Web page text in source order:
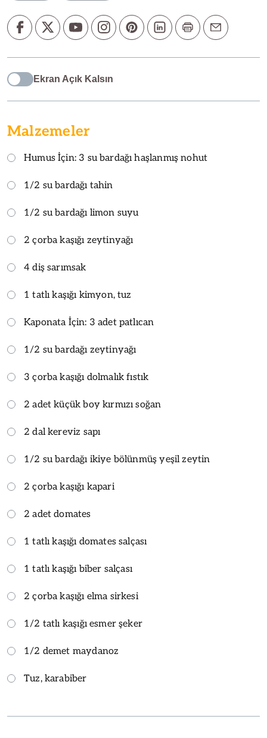
Ekran Açık Kalsın
Malzemeler
Humus İçin: 3 su bardağı haşlanmış nohut
1/2 su bardağı tahin
1/2 su bardağı limon suyu
2 çorba kaşığı zeytinyağı
4 diş sarımsak
1 tatlı kaşığı kimyon, tuz
Kaponata İçin: 3 adet patlıcan
1/2 su bardağı zeytinyağı
3 çorba kaşığı dolmalık fıstık
2 adet küçük boy kırmızı soğan
2 dal kereviz sapı
1/2 su bardağı ikiye bölünmüş yeşil zeytin
2 çorba kaşığı kapari
2 adet domates
1 tatlı kaşığı domates salçası
1 tatlı kaşığı biber salçası
2 çorba kaşığı elma sirkesi
1/2 tatlı kaşığı esmer şeker
1/2 demet maydanoz
Tuz, karabiber